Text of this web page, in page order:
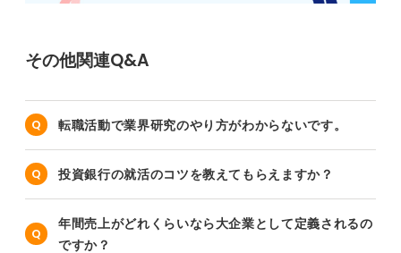
その他関連Q&A
転職活動で業界研究のやり方がわからないです。
投資銀行の就活のコツを教えてもらえますか？
年間売上がどれくらいなら大企業として定義されるの
ですか？